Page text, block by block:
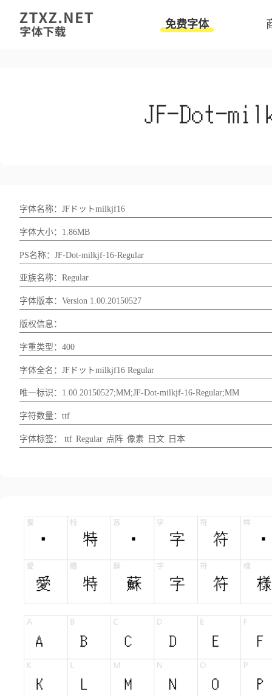
免费字体
字体名称：JFドットmilkjf16
字体大小：1.86MB
PS名称：JF-Dot-milkjf-16-Regular
亚族名称：Regular
字体版本：Version 1.00.20150527
版权信息：
字重类型：400
字体全名：JFドットmilkjf16 Regular
唯一标识：1.00.20150527;MM;JF-Dot-milkjf-16-Regular;MM
字符数量：ttf
字体标签： ttf Regular 点阵 像素 日文 日本